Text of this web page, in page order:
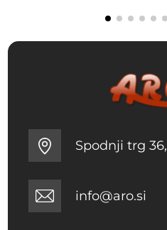
Spodnji trg
info@aro.si